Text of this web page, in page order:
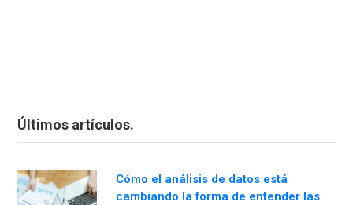
Últimos artículos.
Cómo el análisis de datos está
cambiando la forma de entender las